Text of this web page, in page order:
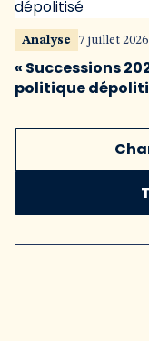
Analyse 7 juillet 2026
« Successions
politique